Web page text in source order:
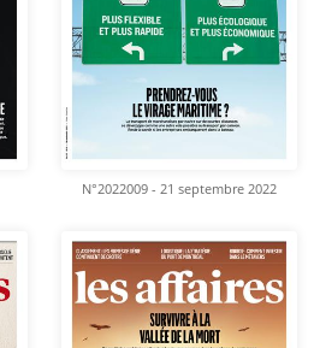
N°2022009 - 21 septembre 2022